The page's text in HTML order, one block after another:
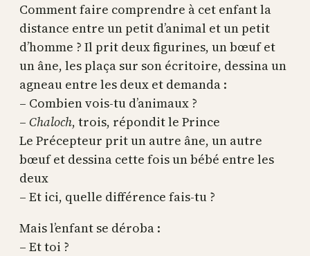
Comment faire comprendre à cet enfant la
distance entre un petit d’animal et un petit
d’homme ? Il prit deux figurines, un bœuf et
un âne, les plaça sur son écritoire, dessina un
agneau entre les deux et demanda :
– Combien vois-tu d’animaux ?
– Chaloch, trois, répondit le Prince
Le Précepteur prit un autre âne, un autre
bœuf et dessina cette fois un bébé entre les
deux
– Et ici, quelle différence fais-tu ?
Mais l’enfant se déroba :
– Et toi ?